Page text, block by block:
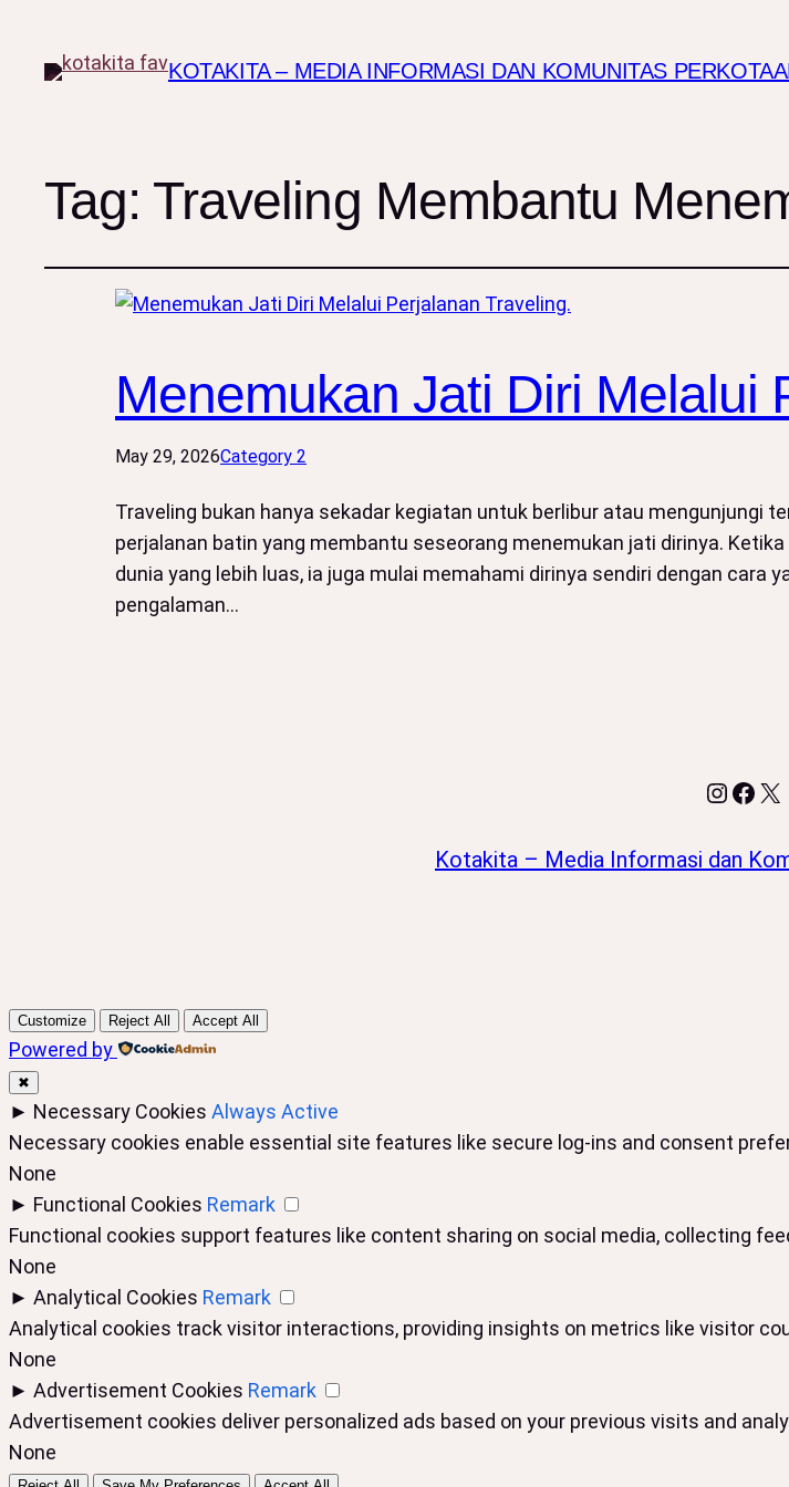
KOTAKITA – MEDIA INFORMASI DAN KOMUNITAS
Tag: Traveling Membantu
Menemukan Jati Diri Melalui
May 29, 2026Category 2
Traveling bukan hanya sekadar kegiatan untuk berlibur atau mengunjungi
perjalanan batin yang membantu seseorang menemukan jati dirinya.
dunia yang lebih luas, ia juga mulai memahami dirinya sendiri dengan cara
pengalaman…
X
Kotakita – Media Informasi dan
Customize Reject All Accept All
Powered by
✖
► Necessary Cookies Always Active
Necessary cookies enable essential site features like secure log-ins and consent
None
► Functional Cookies Remark
Functional cookies support features like content sharing on social media, collecting
None
► Analytical Cookies Remark
Analytical cookies track visitor interactions, providing insights on metrics like visitor
None
► Advertisement Cookies Remark
Advertisement cookies deliver personalized ads based on your previous visits and
None